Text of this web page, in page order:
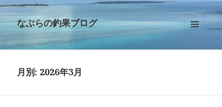
なぶらの釣果ブログ
ーとウ
月別: 2026年3月